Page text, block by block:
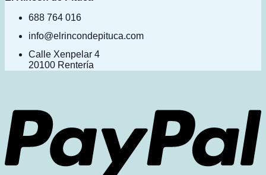
688 764 016
info@elrincondepituca.com
Calle Xenpelar 4
20100 Rentería